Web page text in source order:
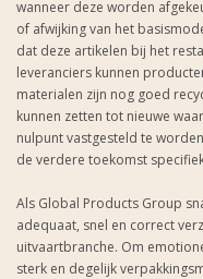
wanneer deze worden
of afwijking van het
dat deze artikelen bij het
leveranciers kunnen
materialen zijn nog goed
kunnen zetten tot nieuwe
nulpunt vastgesteld te
de verdere toekomst
Als Global Products Group
adequaat, snel en correct
uitvaartbranche. Om
sterk en degelijk